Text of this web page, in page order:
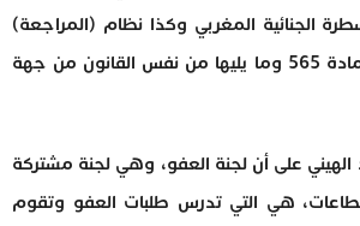
الجنائية المغربي وكذا نظام (المراجعة)
المنصوص عليه في المادة 565 وما يليها من نفس القانون من جهة
على أن لجنة العفو، وهي لجنة مشتركة
هي التي تدرس طلبات العفو وتقوم